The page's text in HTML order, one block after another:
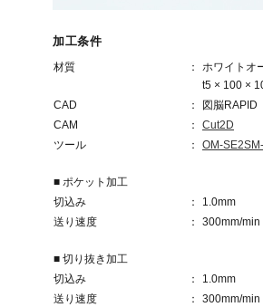
加工条件
材質
ホワイトオ
t5 × 100 ×
CAD
図脳RAPID
CAM
Cut2D
ツール
OM-
■ ポケット加工
切込み
1.0mm
送り速度
300mm/min
■ 切り抜き加工
切込み
1.0mm
送り速度
300mm/min